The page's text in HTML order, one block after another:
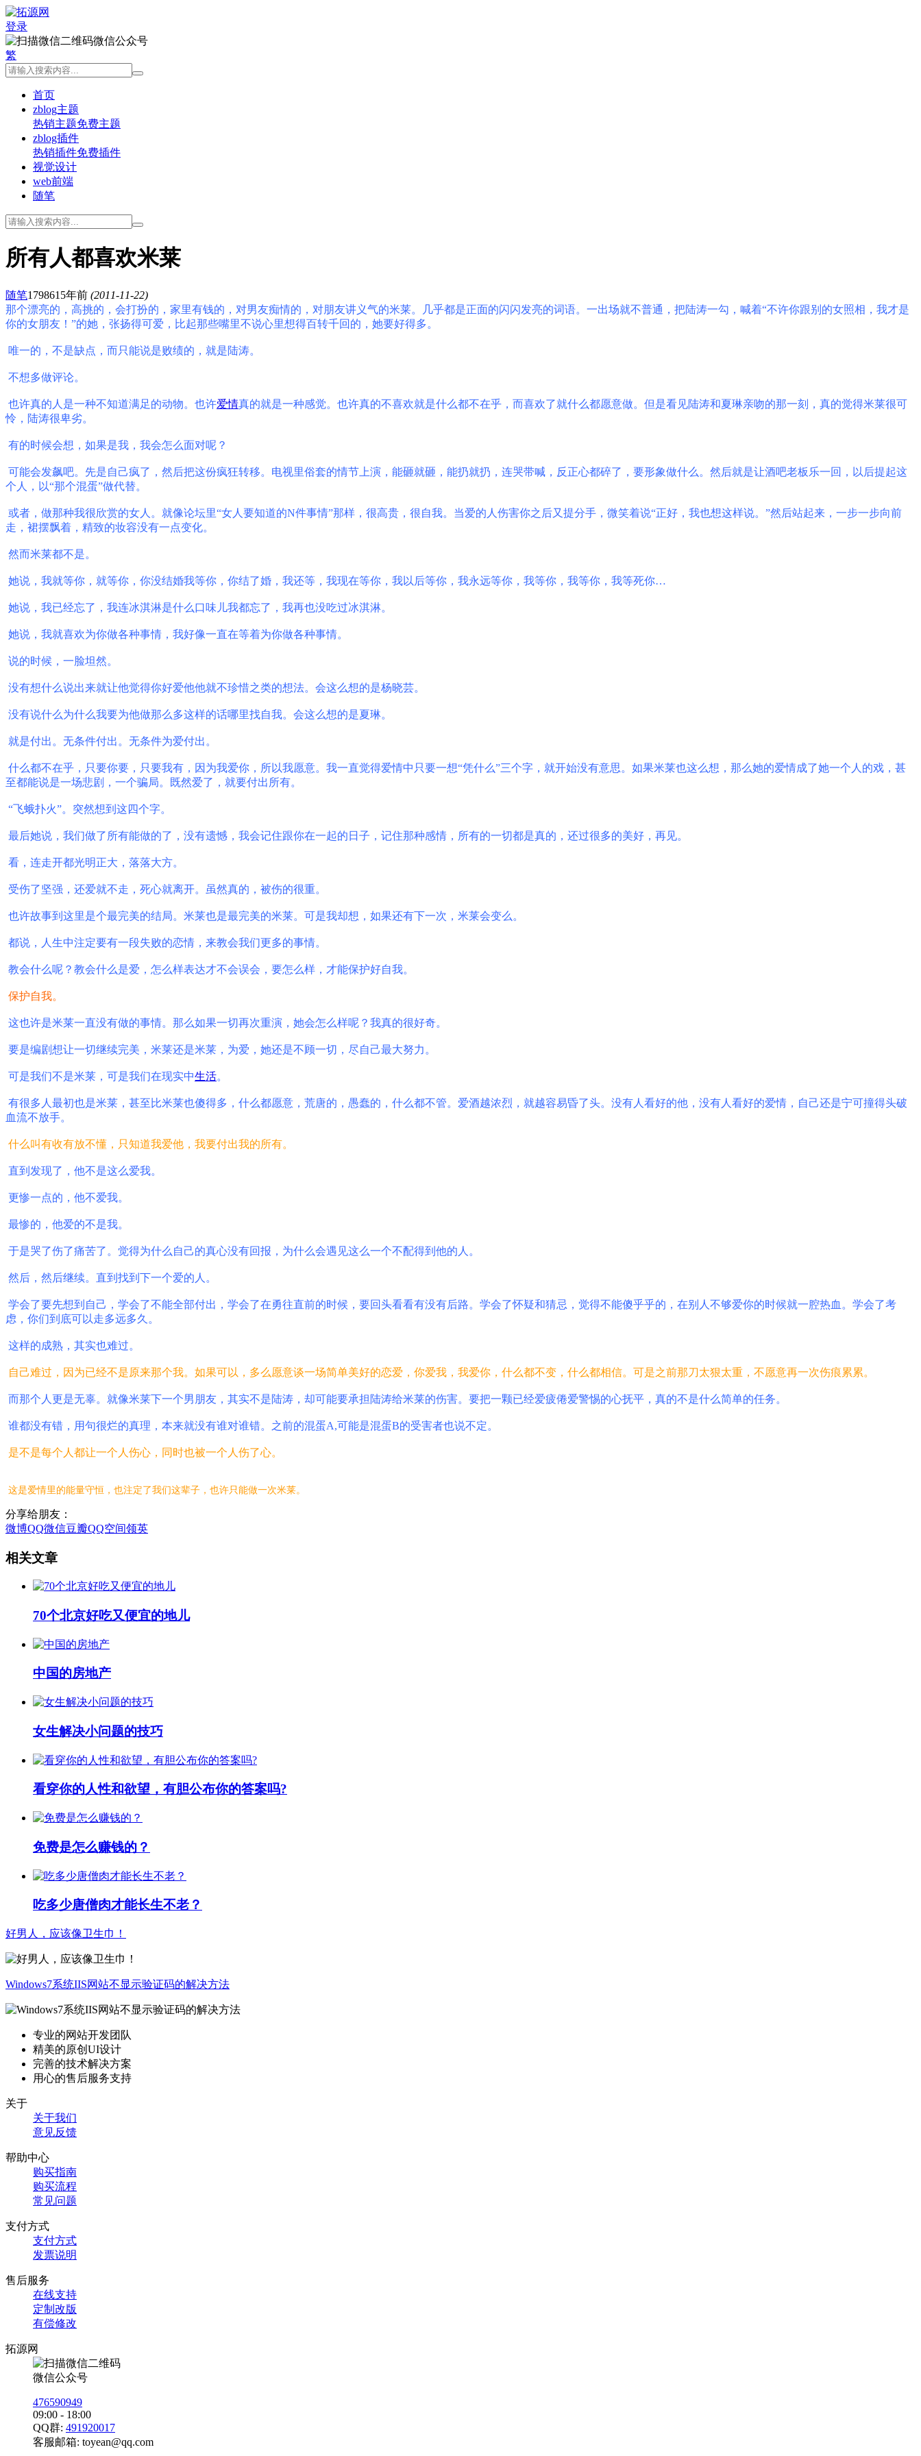
登录
微信公众号
繁
首页
zblog主题
热销主题免费主题
zblog插件
热销插件免费插件
视觉设计
web前端
随笔
所有人都喜欢米莱
随笔1798615年前 (2011-11-22)
那个漂亮的，高挑的，会打扮的，家里有钱的，对男友痴情的，对朋友讲义气的米莱。几乎都是正面的闪闪发亮的词语。一出场就不普通，把陆涛一勾，喊着“不许你跟别的女照相，我才是
你的女朋友！ ”的她，张扬得可爱，比起那些嘴里不说心里想得百转千回的，她要好得多。
唯一的，不是缺点，而只能说是败绩的，就是陆涛。
不想多做评论。
也许真的人是一种不知道满足的动物。也许爱情真的就是一种感觉。也许真的不喜欢就是什么都不在乎，而喜欢了就什么都愿意做。但是看见陆涛和夏琳亲吻的那一刻，真的觉得米莱很可
怜，陆涛很卑劣。
有的时候会想，如果是我，我会怎么面对呢？
可能会发飙吧。先是自己疯了，然后把这份疯狂转移。电视里俗套的情节上演，能砸就砸，能扔就扔，连哭带喊，反正心都碎了，要形象做什么。然后就是让酒吧老板乐一回，以后提起这
个人，以“那个混蛋”做代替。
或者，做那种我很欣赏的女人。就像论坛里“女人要知道的N件事情”那样，很高贵，很自我。当爱的人伤害你之后又提分手，微笑着说“正好，我也想这样说。 ”然后站起来，一步一步向前
走，裙摆飘着，精致的妆容没有一点变化。
然而米莱都不是。
她说，我就等你，就等你，你没结婚我等你，你结了婚，我还等，我现在等你，我以后等你，我永远等你，我等你，我等你，我等死你…
她说，我已经忘了，我连冰淇淋是什么口味儿我都忘了，我再也没吃过冰淇淋。
她说，我就喜欢为你做各种事情，我好像一直在等着为你做各种事情。
说的时候，一脸坦然。
没有想什么说出来就让他觉得你好爱他他就不珍惜之类的想法。会这么想的是杨晓芸。
没有说什么为什么我要为他做那么多这样的话哪里找自我。会这么想的是夏琳。
就是付出。无条件付出。无条件为爱付出。
什么都不在乎，只要你要，只要我有，因为我爱你，所以我愿意。我一直觉得爱情中只要一想“凭什么”三个字，就开始没有意思。如果米莱也这么想，那么她的爱情成了她一个人的戏，甚
至都能说是一场悲剧，一个骗局。既然爱了，就要付出所有。
“飞蛾扑火”。突然想到这四个字。
最后她说，我们做了所有能做的了，没有遗憾，我会记住跟你在一起的日子，记住那种感情，所有的一切都是真的，还过很多的美好，再见。
看，连走开都光明正大，落落大方。
受伤了坚强，还爱就不走，死心就离开。虽然真的，被伤的很重。
也许故事到这里是个最完美的结局。米莱也是最完美的米莱。可是我却想，如果还有下一次，米莱会变么。
都说，人生中注定要有一段失败的恋情，来教会我们更多的事情。
教会什么呢？教会什么是爱，怎么样表达才不会误会，要怎么样，才能保护好自我。
保护自我。
这也许是米莱一直没有做的事情。那么如果一切再次重演，她会怎么样呢？我真的很好奇。
要是编剧想让一切继续完美，米莱还是米莱，为爱，她还是不顾一切，尽自己最大努力。
可是我们不是米莱，可是我们在现实中生活。
有很多人最初也是米莱，甚至比米莱也傻得多，什么都愿意，荒唐的，愚蠢的，什么都不管。爱酒越浓烈，就越容易昏了头。没有人看好的他，没有人看好的爱情，自己还是宁可撞得头破
血流不放手。
什么叫有收有放不懂，只知道我爱他，我要付出我的所有。
直到发现了，他不是这么爱我。
更惨一点的，他不爱我。
最惨的，他爱的不是我。
于是哭了伤了痛苦了。觉得为什么自己的真心没有回报，为什么会遇见这么一个不配得到他的人。
然后，然后继续。直到找到下一个爱的人。
学会了要先想到自己，学会了不能全部付出，学会了在勇往直前的时候，要回头看看有没有后路。学会了怀疑和猜忌，觉得不能傻乎乎的，在别人不够爱你的时候就一腔热血。学会了考
虑，你们到底可以走多远多久。
这样的成熟，其实也难过。
自己难过，因为已经不是原来那个我。如果可以，多么愿意谈一场简单美好的恋爱，你爱我，我爱你，什么都不变，什么都相信。可是之前那刀太狠太重，不愿意再一次伤痕累累。
而那个人更是无辜。就像米莱下一个男朋友，其实不是陆涛，却可能要承担陆涛给米莱的伤害。要把一颗已经爱疲倦爱警惕的心抚平，真的不是什么简单的任务。
谁都没有错，用句很烂的真理，本来就没有谁对谁错。之前的混蛋A,可能是混蛋B的受害者也说不定。
是不是每个人都让一个人伤心，同时也被一个人伤了心。
这是爱情里的能量守恒，也注定了我们这辈子，也许只能做一次米莱。
分享给朋友：
微博QQ微信豆瓣QQ空间领英
相关文章
70个北京好吃又便宜的地儿
中国的房地产
女生解决小问题的技巧
看穿你的人性和欲望，有胆公布你的答案吗?
免费是怎么赚钱的？
吃多少唐僧肉才能长生不老？
好男人，应该像卫生巾！
Windows7系统IIS网站不显示验证码的解决方法
专业的网站开发团队
精美的原创UI设计
完善的技术解决方案
用心的售后服务支持
关于
关于我们
意见反馈
帮助中心
购买指南
购买流程
常见问题
支付方式
支付方式
发票说明
售后服务
在线支持
定制改版
有偿修改
拓源网
微信公众号
476590949
09:00 - 18:00
QQ群: 491920017
客服邮箱: toyean@qq.com